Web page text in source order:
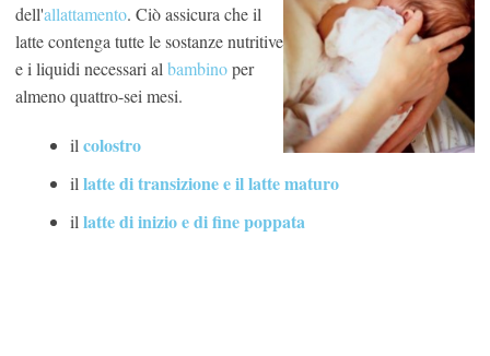
dell'allattamento. Ciò assicura che il
latte contenga tutte le sostanze nutritive
e i liquidi necessari albambinoper
almeno quattro-sei mesi.
ilcolostro
illatte di transizione e il latte maturo
illatte di inizio e di fine poppata